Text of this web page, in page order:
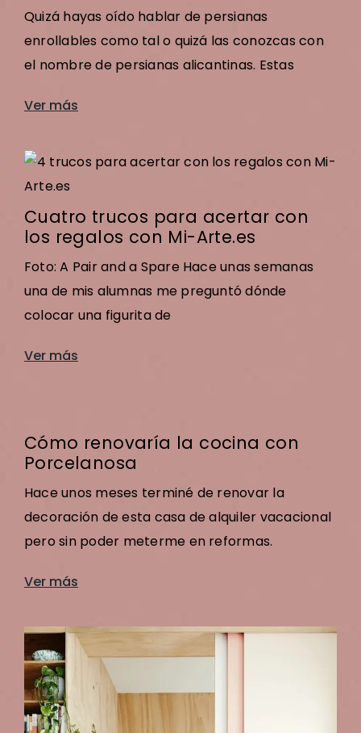
Quizá hayas oído hablar de persianas
enrollables como tal o quizá las conozcas con
el nombre de persianas alicantinas. Estas
Ver más
Cuatro trucos para acertar con
los regalos con Mi-Arte.es
Foto: A Pair and a Spare Hace unas semanas
una de mis alumnas me preguntó dónde
colocar una figurita de
Ver más
Cómo renovaría la cocina con
Porcelanosa
Hace unos meses terminé de renovar la
decoración de esta casa de alquiler vacacional
pero sin poder meterme en reformas.
Ver más